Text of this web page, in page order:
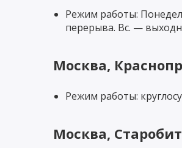
Режим работы:
перерыва. Вс. —
Москва,
Режим работы:
Москва,